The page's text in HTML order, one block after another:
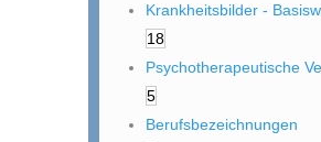
Krankheitsbilder -
18
Psychotherapeutische
5
Berufsbezeichnungen